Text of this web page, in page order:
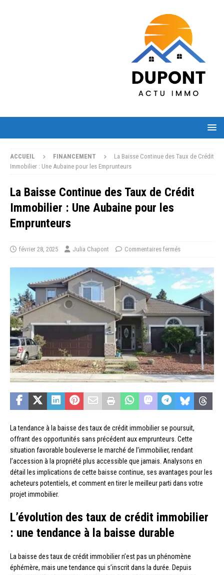
ACCUEIL FINANCEMENT
La Baisse Continue des Taux de Crédit
Immobilier : Une Aubaine pour les Emprunteurs
La Baisse Continue des Taux de Crédit
Immobilier : Une Aubaine pour les
Emprunteurs
février 28, 2025 Julia Chapont Commentaires fermés
La tendance à la baisse des taux de crédit immobilier se poursuit,
offrant des opportunités sans précédent aux emprunteurs. Cette
situation favorable bouleverse le marché de l’immobilier, rendant
l’accession à la propriété plus accessible que jamais. Analysons en
détail les implications de cette baisse continue, ses avantages pour les
acheteurs potentiels, et comment en tirer le meilleur parti dans votre
projet immobilier.
L’évolution des taux de crédit immobilier
: une tendance à la baisse durable
La baisse des taux de crédit immobilier n’est pas un phénomène
éphémère, mais une tendance qui s’inscrit dans la durée. Depuis